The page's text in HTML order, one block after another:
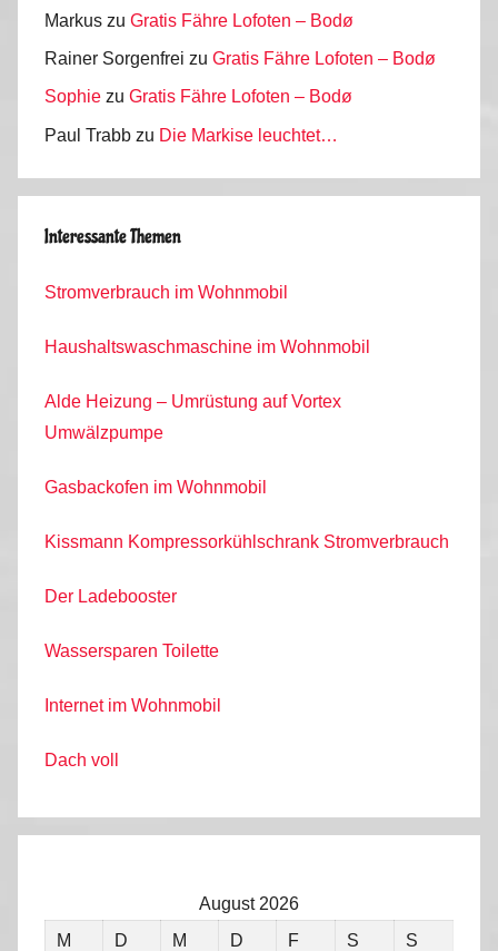
2
1
6
Markus zu Gratis Fähre Lofoten – Bodø
Rainer Sorgenfrei zu Gratis Fähre Lofoten – Bodø
Sophie zu Gratis Fähre Lofoten – Bodø
Paul Trabb zu Die Markise leuchtet…
Interessante Themen
Stromverbrauch im Wohnmobil
Haushaltswaschmaschine im Wohnmobil
Alde Heizung – Umrüstung auf Vortex
Umwälzpumpe
Gasbackofen im Wohnmobil
Kissmann Kompressorkühlschrank Stromverbrauch
Der Ladebooster
Wassersparen Toilette
Internet im Wohnmobil
Dach voll
August 2026
M
D M D F S S